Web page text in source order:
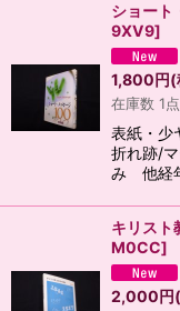
ショー
9XV9]
1,800円(
在庫数 1点
表紙・
折れ跡/
み 他経
キリス
M0CC]
2,000円